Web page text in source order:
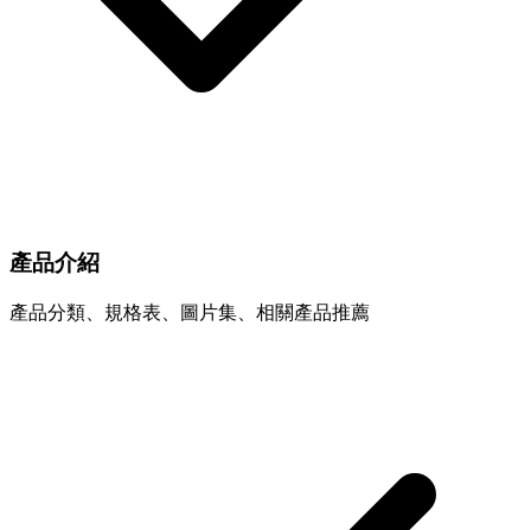
產品介紹
產品分類、規格表、圖片集、相關產品推薦